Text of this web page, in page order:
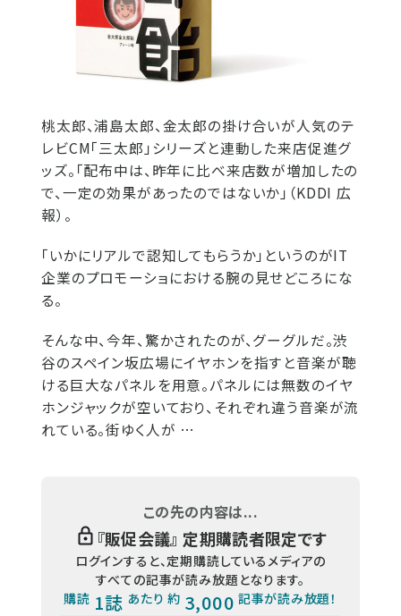
桃太郎、浦島太郎、金太郎の掛け合いが人気のテ
レビCM「三太郎」シリーズと連動した来店促進グ
ッズ。「配布中は、昨年に比べ来店数が増加したの
で、一定の効果があったのではないか」（KDDI 広
報）。
「いかにリアルで認知してもらうか」というのがIT
企業のプロモーショにおける腕の見せどころにな
る。
そんな中、今年、驚かされたのが、グーグルだ。渋
谷のスペイン坂広場にイヤホンを指すと音楽が聴
ける巨大なパネルを用意。パネルには無数のイヤ
ホンジャックが空いており、それぞれ違う音楽が流
れている。街ゆく人が …
この先の内容は...
『販促会議』 定期購読者限定です
ログインすると、定期購読しているメディアの
すべての記事が読み放題となります。
購読 1誌 あたり 約 3,000 記事が読み放題！